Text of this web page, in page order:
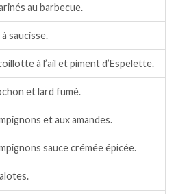
au barbecue.
saucisse.
à l’ail et piment d’Espelette.
et lard fumé.
et aux amandes.
sauce crémée épicée.